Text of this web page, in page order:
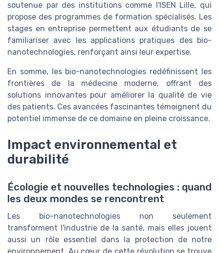
soutenue par des institutions comme l'ISEN Lille, qui
propose des programmes de formation spécialisés. Les
stages en entreprise permettent aux étudiants de se
familiariser avec les applications pratiques des bio-
nanotechnologies, renforçant ainsi leur expertise.
En somme, les bio-nanotechnologies redéfinissent les
frontières de la médecine moderne, offrant des
solutions innovantes pour améliorer la qualité de vie
des patients. Ces avancées fascinantes témoignent du
potentiel immense de ce domaine en pleine croissance.
Impact environnemental et
durabilité
Écologie et nouvelles technologies : quand
les deux mondes se rencontrent
Les bio-nanotechnologies non seulement
transforment l'industrie de la santé, mais elles jouent
aussi un rôle essentiel dans la protection de notre
environnement. Au cœur de cette révolution se trouve